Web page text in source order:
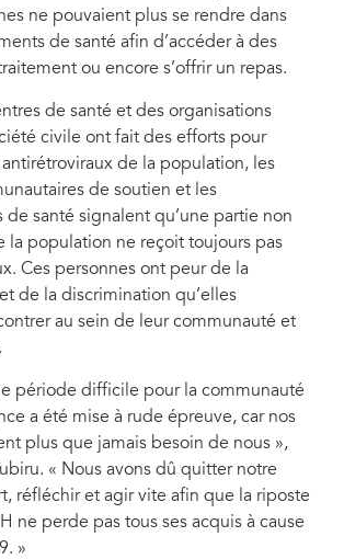
ne pouvaient plus se rendre dans
de santé afin d’accéder à des
ou encore s’offrir un repas.
de santé et des organisations
civile ont fait des efforts pour
de la population, les
de soutien et les
de santé signalent qu’une partie non
la population ne reçoit toujours pas
Ces personnes ont peur de la
de la discrimination qu’elles
au sein de leur communauté et
période difficile pour la communauté
a été mise à rude épreuve, car nos
plus que jamais besoin de nous »,
« Nous avons dû quitter notre
réfléchir et agir vite afin que la riposte
ne perde pas tous ses acquis à cause
»